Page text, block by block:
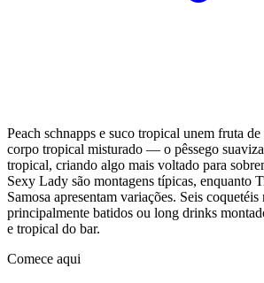
Peach schnapps e suco tropical unem fruta
corpo tropical misturado — o pêssego
tropical, criando algo mais voltado para
Sexy Lady são montagens típicas, enquanto
Samosa apresentam variações. Seis
principalmente batidos ou long drinks
e tropical do bar.
Comece aqui